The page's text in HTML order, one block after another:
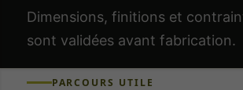
Dimensions, finitions et
sont validées avant fabrication.
PARCOURS UTILE